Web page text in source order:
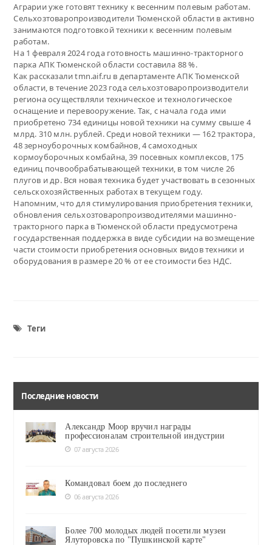
Аграрии уже готовят технику к весенним полевым работам.
Сельхозтоваропроизводители Тюменской области в активно
занимаются подготовкой техники к весенним полевым
работам.
На 1 февраля 2024 года готовность машинно-тракторного
парка АПК Тюменской области составила 88 %.
Как рассказали tmn.aif.ru в департаменте АПК Тюменской
области, в течение 2023 года сельхозтоваропроизводители
региона осуществляли техническое и технологическое
оснащение и перевооружение. Так, с начала года ими
приобретено 734 единицы новой техники на сумму свыше 4
млрд. 310 млн. рублей. Среди новой техники — 162 трактора,
48 зерноуборочных комбайнов, 4 самоходных
кормоуборочных комбайна, 39 посевных комплексов, 175
единиц почвообрабатывающей техники, в том числе 26
плугов и др. Вся новая техника будет участвовать в сезонных
сельскохозяйственных работах в текущем году.
Напомним, что для стимулирования приобретения техники,
обновления сельхозтоваропроизводителями машинно-
тракторного парка в Тюменской области предусмотрена
государственная поддержка в виде субсидии на возмещение
части стоимости приобретения основных видов техники и
оборудования в размере 20 % от ее стоимости без НДС.
Теги
Последние новости
Александр Моор вручил награды
профессионалам строительной индустрии
07 августа 2026
Командовал боем до последнего
06 августа 2026
Более 700 молодых людей посетили музеи
Ялуторовска по "Пушкинской карте"